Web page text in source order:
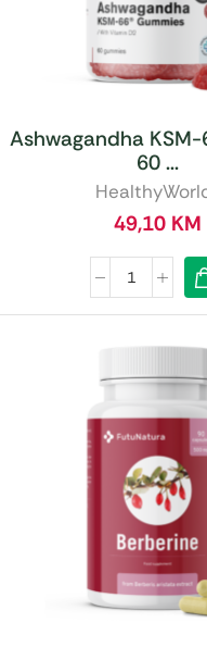
Ashwagandha
60 ...
49,10 KM